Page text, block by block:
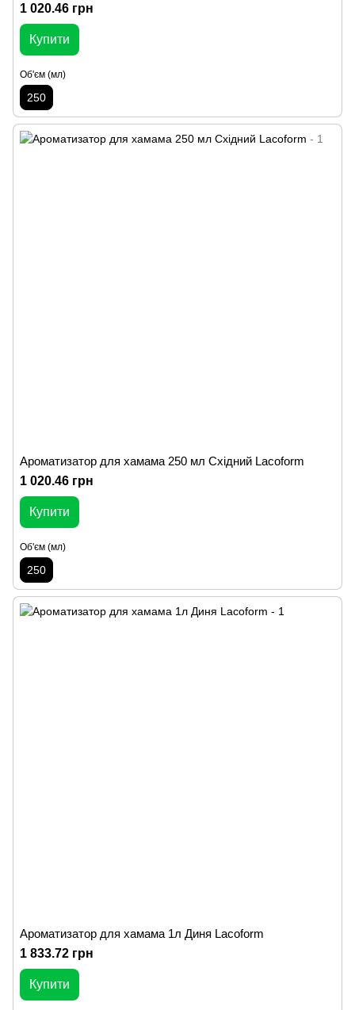
1 020.46 грн
Купити
Об'єм (мл)
250
Ароматизатор для хамама 250 мл Східний Lacoform
1 020.46 грн
Купити
Об'єм (мл)
250
Ароматизатор для хамама 1л Диня Lacoform
1 833.72 грн
Купити